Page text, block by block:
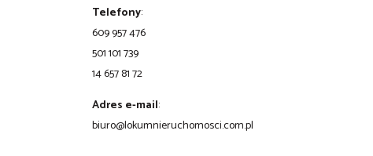
Telefony:
609 957 476
501 101 739
14 657 81 72
Adres e-mail:
biuro@lokumnieruchomosci.com.pl